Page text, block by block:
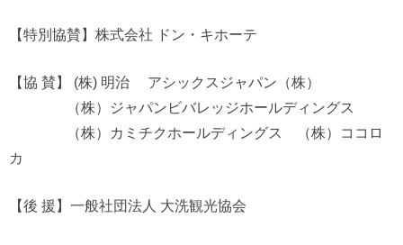
【特別協賛】株式会社 ドン・キホーテ
【協 賛】 (株) 明治 アシックスジャパン（株）
（株）ジャパンビバレッジホールディングス
（株）カミチクホールディングス （株）ココロ
カ
【後 援】一般社団法人 大洗観光協会